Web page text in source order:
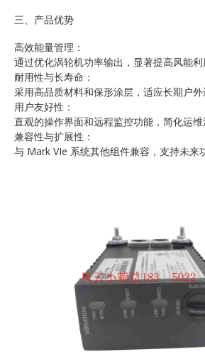
三、产品优势
高效能量管理：
通过优化涡轮机功率输出，显著提高风能利
耐用性与长寿命：
采用高品质材料和保形涂层，适应长期户外
用户友好性：
直观的操作界面和远程监控功能，简化运维
兼容性与扩展性：
与 Mark VIe 系统其他组件兼容，支持未来